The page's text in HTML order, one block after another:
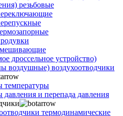
резьбовые
дроссельное устройство)
воздушные) воздухоотводчики
температуры
давления и перепада давления
термодинамические